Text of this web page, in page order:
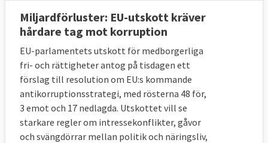
Miljardförluster: EU-utskott kräver
hårdare tag mot korruption
EU-parlamentets utskott för medborgerliga
fri- och rättigheter antog på tisdagen ett
förslag till resolution om EU:s kommande
antikorruptionsstrategi, med rösterna 48 för,
3 emot och 17 nedlagda. Utskottet vill se
starkare regler om intressekonflikter, gåvor
och svängdörrar mellan politik och näringsliv,